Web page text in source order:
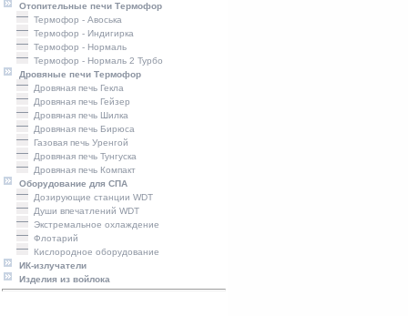
Отопительные печи Термофор
Термофор - Авоська
Термофор - Индигирка
Термофор - Нормаль
Термофор - Нормаль 2 Турбо
Дровяные печи Термофор
Дровяная печь Гекла
Дровяная печь Гейзер
Дровяная печь Шилка
Дровяная печь Бирюса
Газовая печь Уренгой
Дровяная печь Тунгуска
Дровяная печь Компакт
Оборудование для СПА
Дозирующие станции WDT
Души впечатлений WDT
Экстремальное охлаждение
Флотарий
Кислородное оборудование
ИК-излучатели
Изделия из войлока